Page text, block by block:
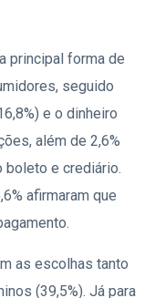
principal forma de
seguido
e o dinheiro
além de 2,6%
boleto e crediário.
afirmaram que
as escolhas tanto
(39,5%). Já para